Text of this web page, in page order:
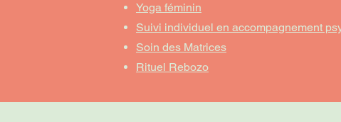
Yoga féminin
Suivi individuel en accompagnement
Soin des Matrices
Rituel Rebozo